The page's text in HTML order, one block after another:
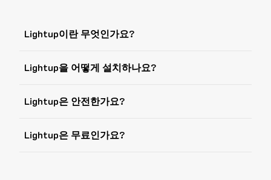
Lightup이란 무엇인가요?
Lightup을 어떻게 설치하나요?
Lightup은 안전한가요?
Lightup은 무료인가요?